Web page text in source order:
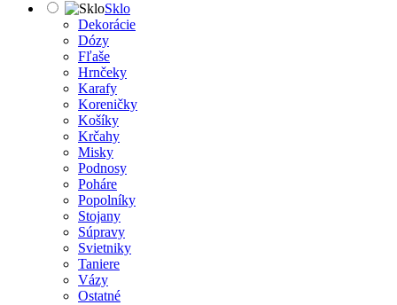
Sklo
Dekorácie
Dózy
Fľaše
Hrnčeky
Karafy
Koreničky
Košíky
Krčahy
Misky
Podnosy
Poháre
Popolníky
Stojany
Súpravy
Svietniky
Taniere
Vázy
Ostatné